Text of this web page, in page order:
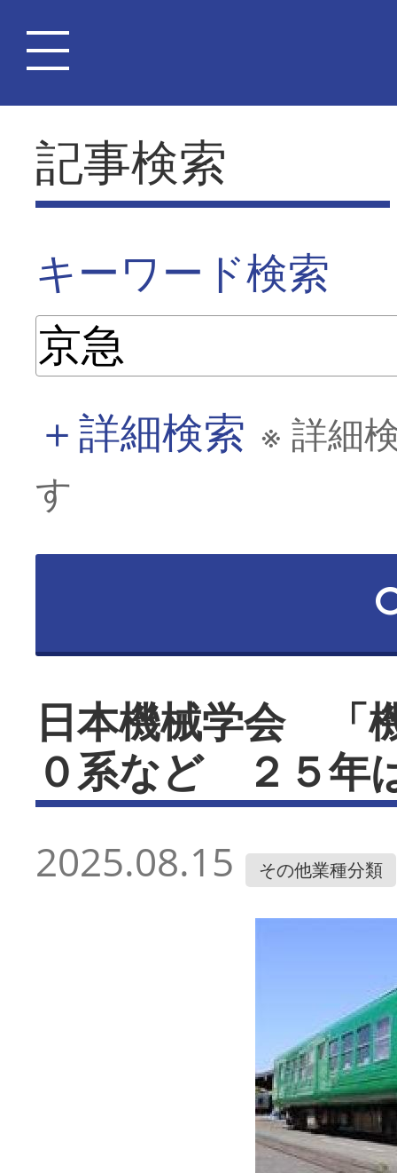
記事検索
キーワード検索
＋詳細検索 ※ 詳細
す
日本機械学会 「
０系など ２５年
2025.08.15 その他業種分類